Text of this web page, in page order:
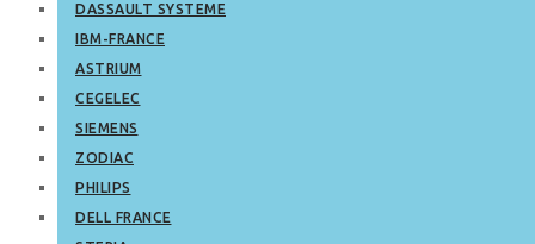
DASSAULT SYSTEME
IBM-FRANCE
ASTRIUM
CEGELEC
SIEMENS
ZODIAC
PHILIPS
DELL FRANCE